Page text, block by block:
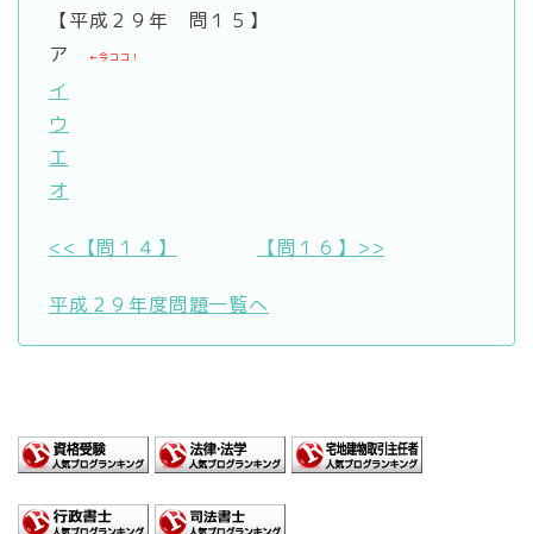
【平成２９年 問１５】
ア
←今ココ！
イ
ウ
エ
オ
<<【問１４】 【問１６】>>
平成２９年度問題一覧へ